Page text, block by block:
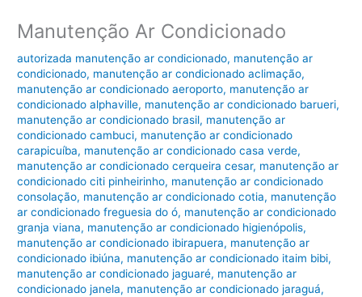
Manutenção Ar Condicionado
autorizada manutenção ar condicionado, manutenção ar
condicionado, manutenção ar condicionado aclimação,
manutenção ar condicionado aeroporto, manutenção ar
condicionado alphaville, manutenção ar condicionado barueri,
manutenção ar condicionado brasil, manutenção ar
condicionado cambuci, manutenção ar condicionado
carapicuíba, manutenção ar condicionado casa verde,
manutenção ar condicionado cerqueira cesar, manutenção ar
condicionado citi pinheirinho, manutenção ar condicionado
consolação, manutenção ar condicionado cotia, manutenção
ar condicionado freguesia do ó, manutenção ar condicionado
granja viana, manutenção ar condicionado higienópolis,
manutenção ar condicionado ibirapuera, manutenção ar
condicionado ibiúna, manutenção ar condicionado itaim bibi,
manutenção ar condicionado jaguaré, manutenção ar
condicionado janela, manutenção ar condicionado jaraguá,